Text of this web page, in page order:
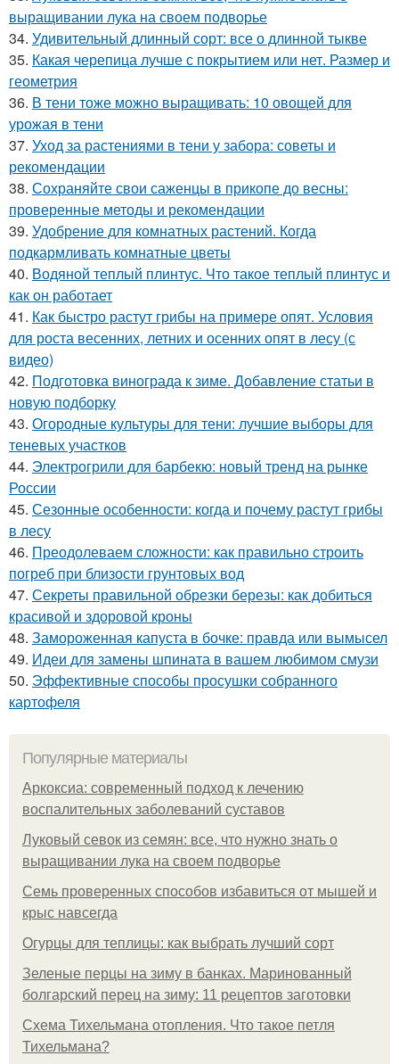
выращивании лука на своем подворье
34. Удивительный длинный сорт: все о длинной тыкве
35. Какая черепица лучше с покрытием или нет. Размер и
геометрия
36. В тени тоже можно выращивать: 10 овощей для
урожая в тени
37. Уход за растениями в тени у забора: советы и
рекомендации
38. Сохраняйте свои саженцы в прикопе до весны:
проверенные методы и рекомендации
39. Удобрение для комнатных растений. Когда
подкармливать комнатные цветы
40. Водяной теплый плинтус. Что такое теплый плинтус и
как он работает
41. Как быстро растут грибы на примере опят. Условия
для роста весенних, летних и осенних опят в лесу (с
видео)
42. Подготовка винограда к зиме. Добавление статьи в
новую подборку
43. Огородные культуры для тени: лучшие выборы для
теневых участков
44. Электрогрили для барбекю: новый тренд на рынке
России
45. Сезонные особенности: когда и почему растут грибы
в лесу
46. Преодолеваем сложности: как правильно строить
погреб при близости грунтовых вод
47. Секреты правильной обрезки березы: как добиться
красивой и здоровой кроны
48. Замороженная капуста в бочке: правда или вымысел
49. Идеи для замены шпината в вашем любимом смузи
50. Эффективные способы просушки собранного
картофеля
Популярные материалы
Аркоксиа: современный подход к лечению
воспалительных заболеваний суставов
Луковый севок из семян: все, что нужно знать о
выращивании лука на своем подворье
Семь проверенных способов избавиться от мышей и
крыс навсегда
Огурцы для теплицы: как выбрать лучший сорт
Зеленые перцы на зиму в банках. Маринованный
болгарский перец на зиму: 11 рецептов заготовки
Схема Тихельмана отопления. Что такое петля
Тихельмана?